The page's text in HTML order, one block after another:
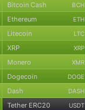
Bitcoin Cash BCH
Ethereum ETH
Litecoin LTC
XRP XRP
Monero XMR
Dogecoin DOGE
Dash DASH
Tether ERC20 USDT